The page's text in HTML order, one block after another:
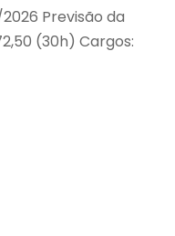
Previsão da
(30h) Cargos: